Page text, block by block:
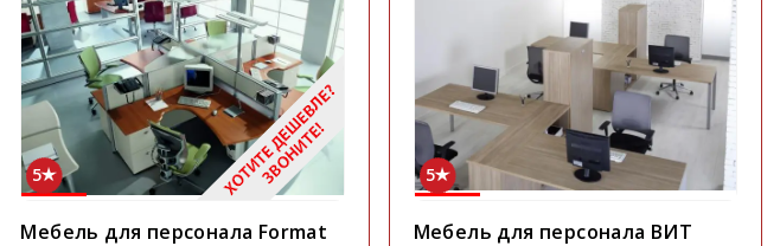
5
Мебель для персонала Format
5
Мебель для персонала ВИТ